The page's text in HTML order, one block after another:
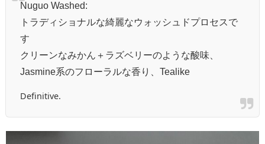
Nuguo Washed:
トラディショナルな綺麗なウォッシュドプロセスで
す
クリーンなみかん＋ラズベリーのような酸味、
Jasmine系のフローラルな香り、Tealike
Definitive.